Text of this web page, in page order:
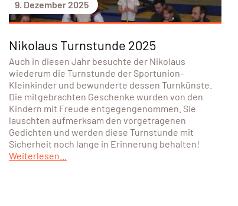
9. Dezember 2025
Nikolaus Turnstunde 2025
Auch in diesen Jahr besuchte der Nikolaus
wiederum die Turnstunde der Sportunion-
Kleinkinder und bewunderte dessen Turnkünste.
Die mitgebrachten Geschenke wurden von den
Kindern mit Freude entgegengenommen. Sie
lauschten aufmerksam den vorgetragenen
Gedichten und werden diese Turnstunde mit
Sicherheit noch lange in Erinnerung behalten!
Weiterlesen...